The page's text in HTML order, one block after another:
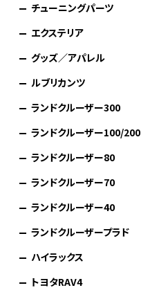
チューニングパーツ
エクステリア
グッズ／アパレル
ルブリカンツ
ランドクルーザー300
ランドクルーザー100/200
ランドクルーザー80
ランドクルーザー70
ランドクルーザー40
ランドクルーザープラド
ハイラックス
トヨタRAV4